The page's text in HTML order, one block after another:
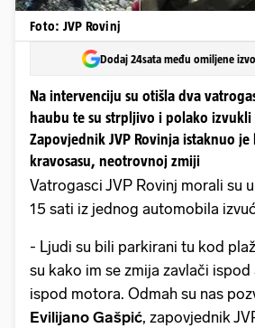
Foto: JVP Rovinj
Dodaj 24sata među omiljene
Na intervenciju su otišla dva
haubu te su strpljivo i polako
Zapovjednik JVP Rovinja istaknuo je
kravosasu, neotrovnoj zmiji
Vatrogasci JVP Rovinj morali su
15 sati iz jednog automobila
- Ljudi su bili parkirani tu kod
su kako im se zmija zavlači
ispod motora. Odmah su nas
Evilijano Gašpić, zapovjednik